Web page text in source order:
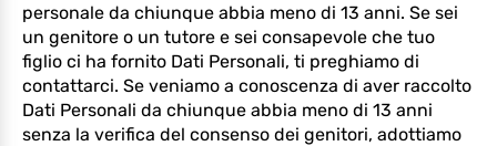
personale da chiunque abbia meno di 13 anni. Se sei
un genitore o un tutore e sei consapevole che tuo
figlio ci ha fornito Dati Personali, ti preghiamo di
contattarci. Se veniamo a conoscenza di aver raccolto
Dati Personali da chiunque abbia meno di 13 anni
senza la verifica del consenso dei genitori, adottiamo